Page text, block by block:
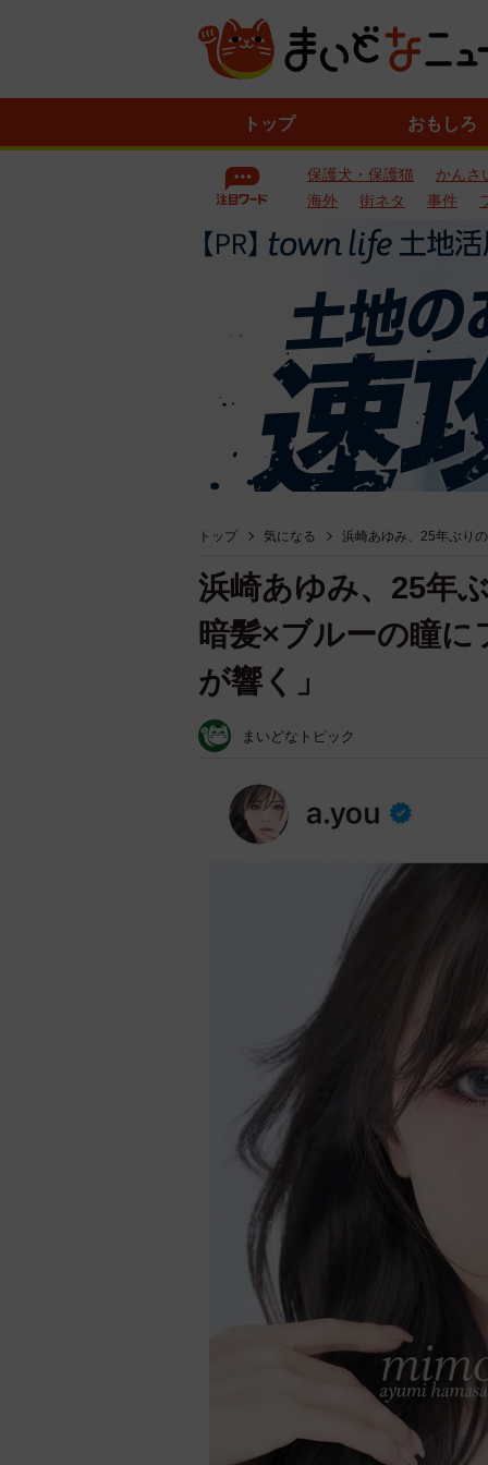
トップ おもしろ
保護犬・保護猫
かんさ
海外
街ネタ 事件
トップ 気になる 浜崎あゆみ、25年ぶり
浜崎あゆみ、25年
暗髪×ブルーの瞳
が響く」
まいどなトピック